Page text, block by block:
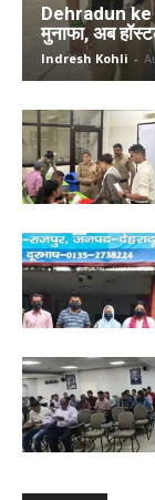
Dehradun ke
मुनाफा, अब
Indresh Kohli -